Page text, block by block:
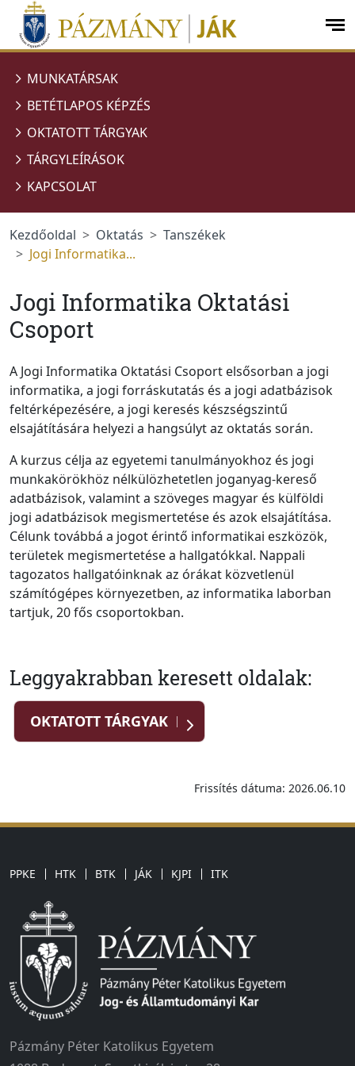
Ugrás a menüre
Ugrás a tartalomra
MUNKATÁRSAK
BETÉTLAPOS KÉPZÉS
OKTATOTT TÁRGYAK
TÁRGYLEÍRÁSOK
KAPCSOLAT
Kezdőoldal Oktatás
Tanszékek
Jogi Informatika...
Jogi Informatika Oktatási
Csoport
A Jogi Informatika Oktatási Csoport elsősorban a jogi
informatika, a jogi forráskutatás és a jogi adatbázisok
feltérképezésére, a jogi keresés készségszintű
elsajátítására helyezi a hangsúlyt az oktatás során.
A kurzus célja az egyetemi tanulmányokhoz és jogi
munkakörökhöz nélkülözhetetlen joganyag-kereső
adatbázisok, valamint a szöveges magyar és külföldi
jogi adatbázisok megismertetése és azok elsajátítása.
Célunk továbbá a jogot érintő informatikai eszközök,
területek megismertetése a hallgatókkal. Nappali
tagozatos hallgatóinknak az órákat közvetlenül
számítógépes környezetben, az informatika laborban
tartjuk, 20 fős csoportokban.
Leggyakrabban keresett oldalak:
OKTATOTT TÁRGYAK
Frissítés dátuma: 2026.06.10
PPKE HTK BTK JÁK KJPI ITK
Pázmány Péter Katolikus Egyetem